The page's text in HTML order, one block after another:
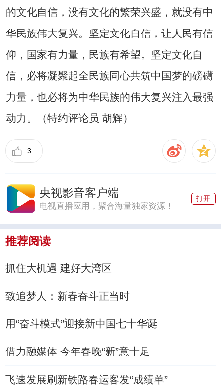
的文化自信，没有文化的繁荣兴盛，就没有中
华民族伟大复兴。坚定文化自信，让人民有信
仰，国家有力量，民族有希望。坚定文化自
信，必将凝聚起全民族同心共筑中国梦的磅礴
力量，也必将为中华民族的伟大复兴注入最强
动力。（特约评论员 胡辉）
3
央视影音客户端
电视直播应用，聚合海量独家资源！
打开
推荐阅读
抓住大机遇 建好大湾区
致追梦人：新春奋斗正当时
用“奋斗模式”迎接新中国七十华诞
借力融媒体 今年春晚“新”意十足
飞速发展刷新铁路春运客发“成绩单”